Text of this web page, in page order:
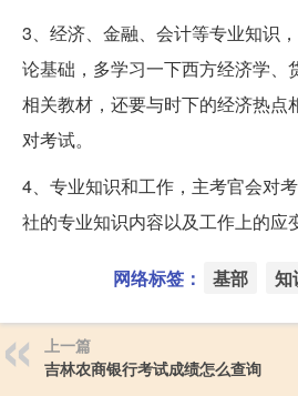
3、经济、金融、会计等专业知识
论基础，多学习一下西方经济学、
相关教材，还要与时下的经济热点
对考试。
4、专业知识和工作，主考官会对
社的专业知识内容以及工作上的应
网络标签： 基部 知
上一篇
吉林农商银行考试成绩怎么查询